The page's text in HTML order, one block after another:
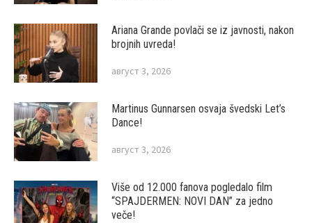
Ariana Grande povlači se iz javnosti, nakon
brojnih uvreda!
август 3, 2026
Martinus Gunnarsen osvaja švedski Let’s
Dance!
август 3, 2026
Više od 12.000 fanova pogledalo film
“SPAJDERMEN: NOVI DAN” za jedno
veče!